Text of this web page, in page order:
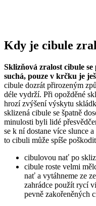
Kdy je cibule
Sklizňová zralost cibule
suchá, pouze v krčku je
cibule dozrát přirozeným
déle vydrží. Při opožděné
hrozí zvýšení výskytu
sklizená cibule se špatně
minulosti byli lidé
se k ní dostane více slunce
to cibuli může spíše
cibulovou nať po
cibule roste velmi
nať a vytáhneme ze
zahrádce použít rycí
pevně zakořeněných